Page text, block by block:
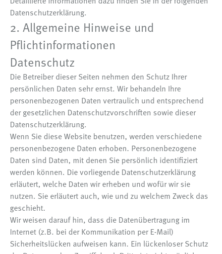
Datenschutzerklärung.
2. Allgemeine Hinweise und
Pflichtinformationen
Datenschutz
Die Betreiber dieser Seiten nehmen den Schutz Ihrer
persönlichen Daten sehr ernst. Wir behandeln Ihre
personenbezogenen Daten vertraulich und entsprechend
der gesetzlichen Datenschutzvorschriften sowie dieser
Datenschutzerklärung.
Wenn Sie diese Website benutzen, werden verschiedene
personenbezogene Daten erhoben. Personenbezogene
Daten sind Daten, mit denen Sie persönlich identifiziert
werden können. Die vorliegende Datenschutzerklärung
erläutert, welche Daten wir erheben und wofür wir sie
nutzen. Sie erläutert auch, wie und zu welchem Zweck das
geschieht.
Wir weisen darauf hin, dass die Datenübertragung im
Internet (z.B. bei der Kommunikation per E-Mail)
Sicherheitslücken aufweisen kann. Ein lückenloser Schutz